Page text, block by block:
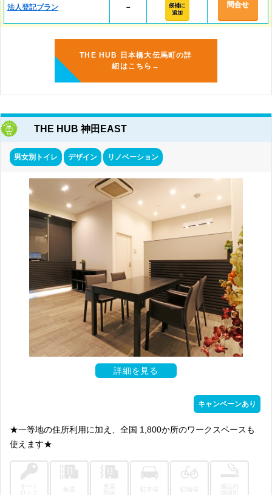
法人登記プラン －
候補に
追加
問合せ
THE HUB 日本橋大伝馬町の詳
細はこちら→
THE HUB 神田EAST
男女別トイレ デザイン リノベーション
詳細を見る
キャンペーンあり
★一等地の住所利用に加え、全国 1,800か所のワークスペースも
使えます★
喫煙所